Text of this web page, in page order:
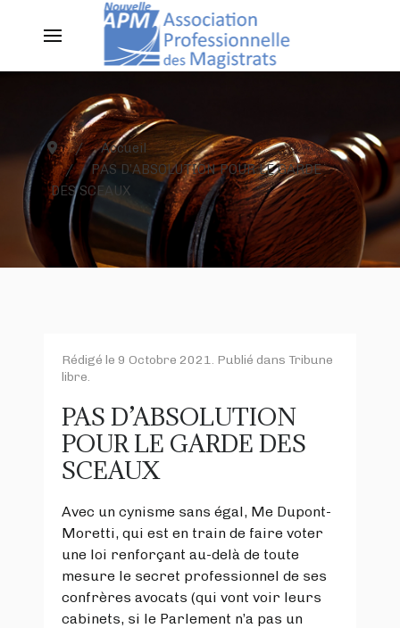
Accueil
PAS D’ABSOLUTION POUR LE GARDE
DES SCEAUX
Rédigé le 9 Octobre 2021. Publié dans Tribune
libre.
PAS D’ABSOLUTION
POUR LE GARDE DES
SCEAUX
Avec un cynisme sans égal, Me Dupont-
Moretti, qui est en train de faire voter
une loi renforçant au-delà de toute
mesure le secret professionnel de ses
confrères avocats (qui vont voir leurs
cabinets, si le Parlement n’a pas un